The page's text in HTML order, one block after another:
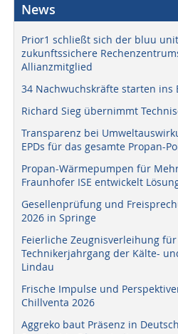
News
Prior1 schließt sich der bluu
zukunftssichere
Allianzmitglied
34 Nachwuchskräfte starten ins
Richard Sieg übernimmt
Transparenz bei
EPDs für das gesamte Propan-
Propan-Wärmepumpen für
Fraunhofer ISE entwickelt
Gesellenprüfung und
2026 in Springe
Feierliche Zeugnisverleihung
Technikerjahrgang der Kälte-
Lindau
Frische Impulse und
Chillventa 2026
Aggreko baut Präsenz in